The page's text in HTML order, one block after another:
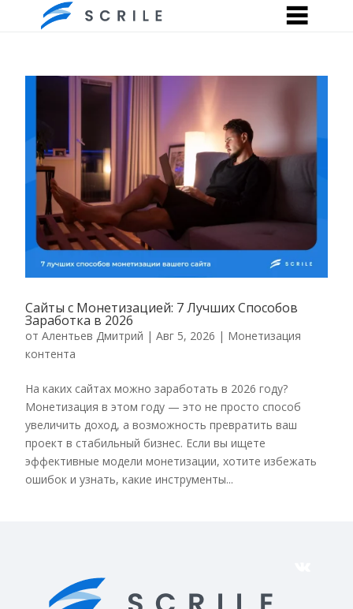
Сайты с Монетизацией: 7 Лучших Способов
Заработка в 2026
от Алентьев Дмитрий | Авг 5, 2026 | Монетизация
контента
На каких сайтах можно заработать в 2026 году?
Монетизация в этом году — это не просто способ
увеличить доход, а возможность превратить ваш
проект в стабильный бизнес. Если вы ищете
эффективные модели монетизации, хотите избежать
ошибок и узнать, какие инструменты...